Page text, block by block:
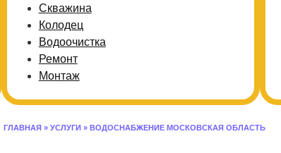
Скважина
Колодец
Водоочистка
Ремонт
Монтаж
ГЛАВНАЯ » УСЛУГИ » ВОДОСНАБЖЕНИЕ МОСКОВСКАЯ ОБЛАСТЬ